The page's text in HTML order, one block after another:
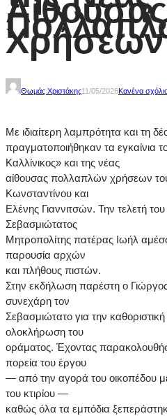
Αίθουσας
Χρήσεων
Θωμάς Χριστάκης11/05/2026Κανένα
Με ιδιαίτερη λαμπρότητα και τη
πραγματοποιήθηκαν τα εγκαίνια
Καλλίνικος» και της νέας
αίθουσας πολλαπλών χρήσεων
Κωνσταντίνου και
Ελένης Γιαννιτσών. Την τελετή
Σεβασμιώτατος
Μητροπολίτης πατέρας Ιωήλ
παρουσία αρχών
και πλήθους πιστών.
Στην εκδήλωση παρέστη ο
συνεχάρη τον
Σεβασμιώτατο για την
ολοκλήρωση του
οράματος. Έχοντας
πορεία του έργου
— από την αγορά του οικοπέδου
του κτιρίου —
καθώς όλα τα εμπόδια